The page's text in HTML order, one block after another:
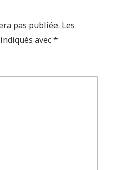
pas publiée. Les
avec*